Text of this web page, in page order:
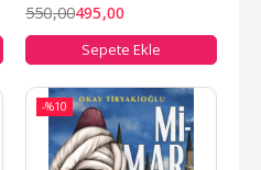
550,00495,00
Sepete Ekle
-%10